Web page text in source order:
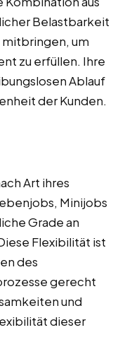
Belastbarkeit
um
zu erfüllen. Ihre
Ablauf
der Kunden.
Art ihres
Minijobs
Grade an
Flexibilität ist
des
gerecht
und
dieser